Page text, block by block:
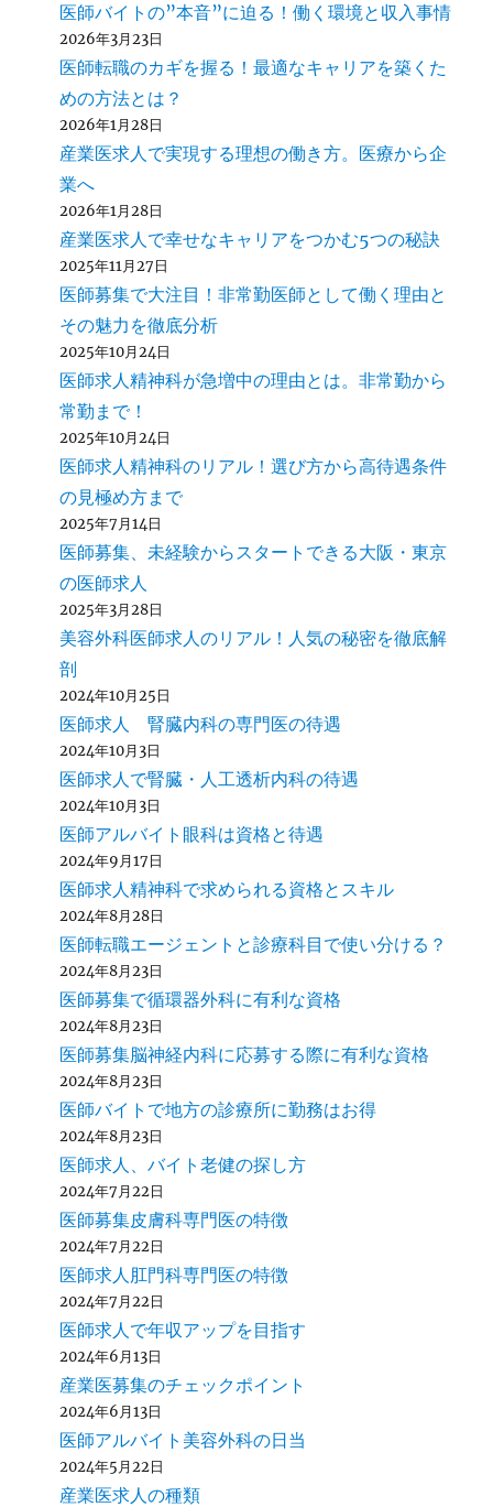
医師バイトの”本音”に迫る！働く環境と収入事情
2026年3月23日
医師転職のカギを握る！最適なキャリアを築くた
めの方法とは？
2026年1月28日
産業医求人で実現する理想の働き方。医療から企
業へ
2026年1月28日
産業医求人で幸せなキャリアをつかむ5つの秘訣
2025年11月27日
医師募集で大注目！非常勤医師として働く理由と
その魅力を徹底分析
2025年10月24日
医師求人精神科が急増中の理由とは。非常勤から
常勤まで！
2025年10月24日
医師求人精神科のリアル！選び方から高待遇条件
の見極め方まで
2025年7月14日
医師募集、未経験からスタートできる大阪・東京
の医師求人
2025年3月28日
美容外科医師求人のリアル！人気の秘密を徹底解
剖
2024年10月25日
医師求人 腎臓内科の専門医の待遇
2024年10月3日
医師求人で腎臓・人工透析内科の待遇
2024年10月3日
医師アルバイト眼科は資格と待遇
2024年9月17日
医師求人精神科で求められる資格とスキル
2024年8月28日
医師転職エージェントと診療科目で使い分ける？
2024年8月23日
医師募集で循環器外科に有利な資格
2024年8月23日
医師募集脳神経内科に応募する際に有利な資格
2024年8月23日
医師バイトで地方の診療所に勤務はお得
2024年8月23日
医師求人、バイト老健の探し方
2024年7月22日
医師募集皮膚科専門医の特徴
2024年7月22日
医師求人肛門科専門医の特徴
2024年7月22日
医師求人で年収アップを目指す
2024年6月13日
産業医募集のチェックポイント
2024年6月13日
医師アルバイト美容外科の日当
2024年5月22日
産業医求人の種類